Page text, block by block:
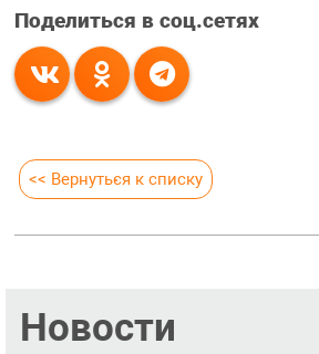
Поделиться в соц.сетях
<< Вернуться к списку
Новости